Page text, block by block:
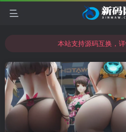
本站支持源码互换，
本站支持源码互换，